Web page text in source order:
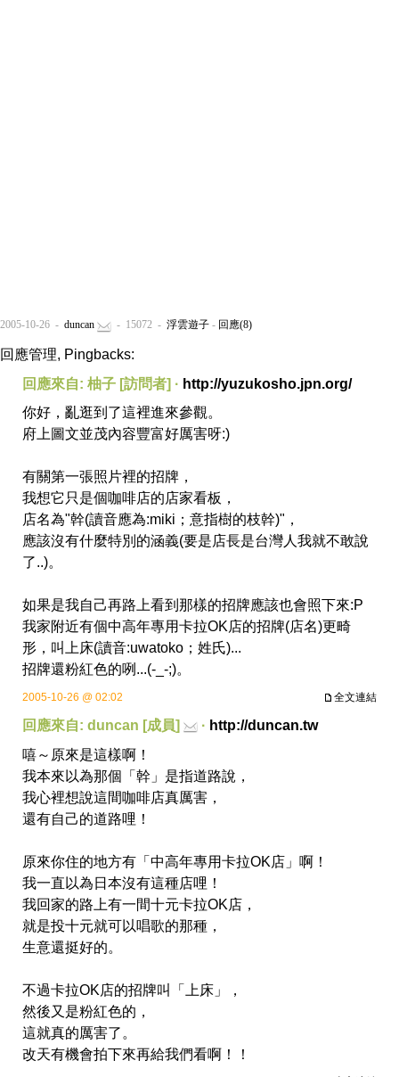
2005-10-26 - duncan - 15072 - 浮雲遊子 - 回應(8)
回應管理, Pingbacks:
回應來自: 柚子 [訪問者] · http://yuzukosho.jpn.org/
你好，亂逛到了這裡進來參觀。
府上圖文並茂內容豐富好厲害呀:)
有關第一張照片裡的招牌，
我想它只是個咖啡店的店家看板，
店名為"幹(讀音應為:miki；意指樹的枝幹)"，
應該沒有什麼特別的涵義(要是店長是台灣人我就不敢說
了..)。
如果是我自己再路上看到那樣的招牌應該也會照下來:P
我家附近有個中高年專用卡拉OK店的招牌(店名)更畸
形，叫上床(讀音:uwatoko；姓氏)...
招牌還粉紅色的咧...(-_-;)。
全文連結
2005-10-26 @ 02:02
回應來自: duncan [成員] · http://duncan.tw
嘻～原來是這樣啊！
我本來以為那個「幹」是指道路說，
我心裡想說這間咖啡店真厲害，
還有自己的道路哩！
原來你住的地方有「中高年專用卡拉OK店」啊！
我一直以為日本沒有這種店哩！
我回家的路上有一間十元卡拉OK店，
就是投十元就可以唱歌的那種，
生意還挺好的。
不過卡拉OK店的招牌叫「上床」，
然後又是粉紅色的，
這就真的厲害了。
改天有機會拍下來再給我們看啊！！